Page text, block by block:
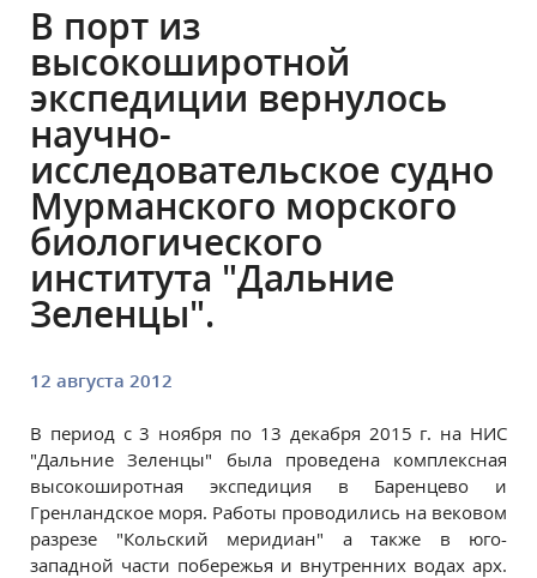
В порт из
высокоширотной
экспедиции вернулось
научно-
исследовательское судно
Мурманского морского
биологического
института "Дальние
Зеленцы".
12 августа 2012
В период с 3 ноября по 13 декабря 2015 г. на НИС
"Дальние Зеленцы" была проведена комплексная
высокоширотная экспедиция в Баренцево и
Гренландское моря. Работы проводились на вековом
разрезе "Кольский меридиан" а также в юго-
западной части побережья и внутренних водах арх.